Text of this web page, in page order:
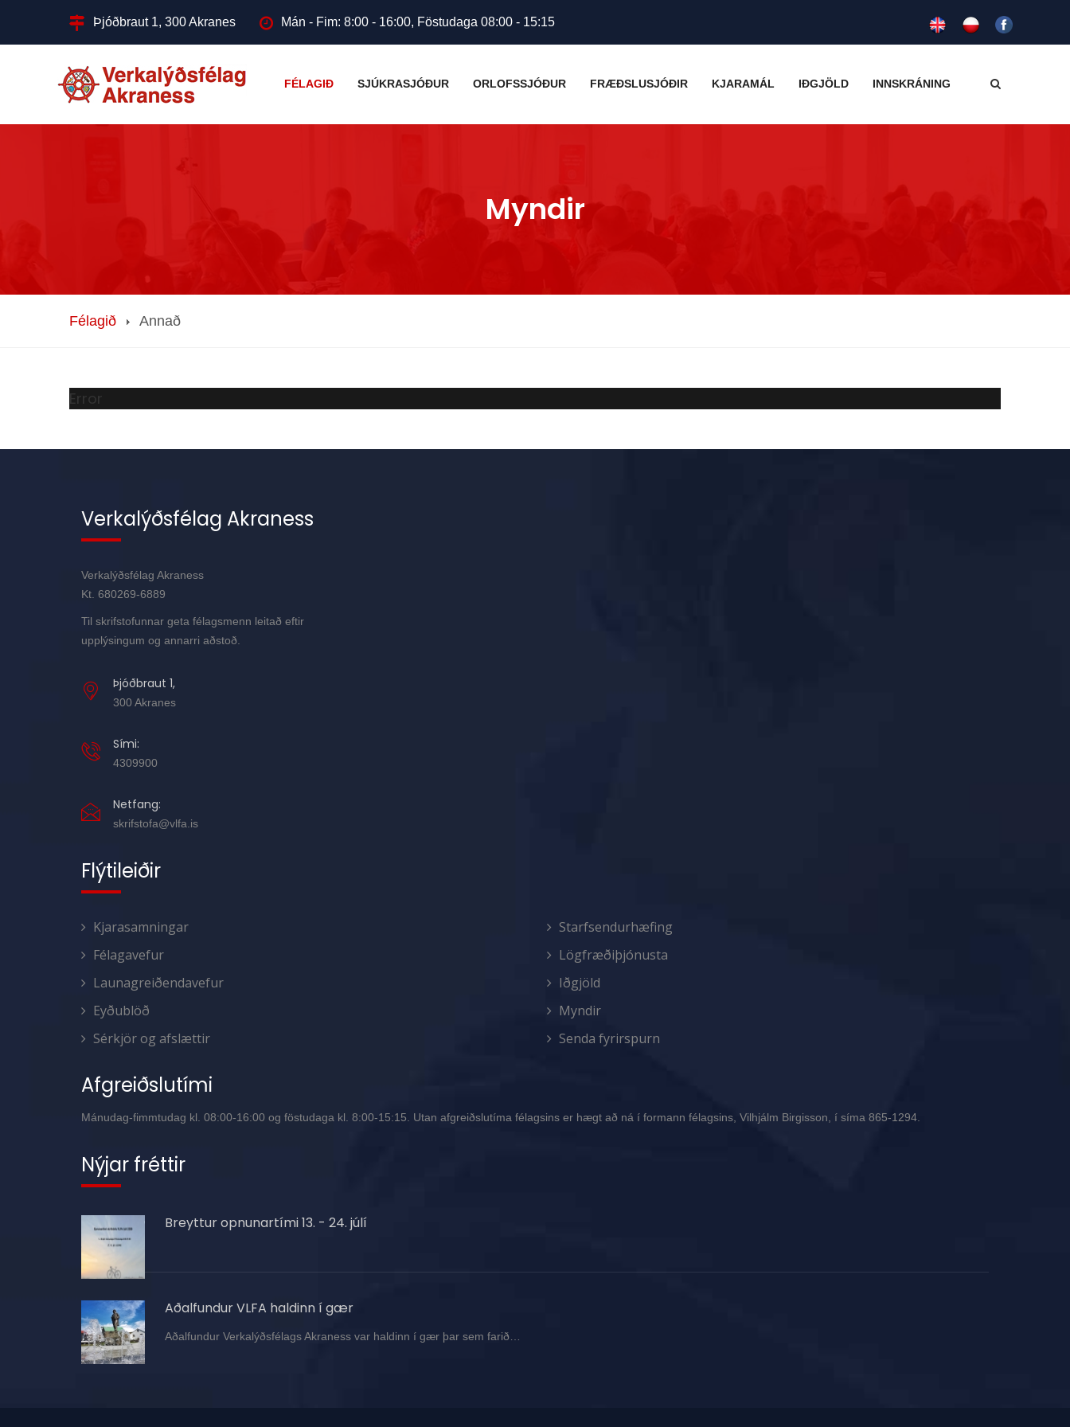
Þjóðbraut 1, 300 Akranes Mán - Fim: 8:00 - 16:00, Föstudaga 08:00 - 15:15
FÉLAGIÐ SJÚKRASJÓÐUR ORLOFSSJÓÐUR FRÆÐSLUSJÓÐIR KJARAMÁL IÐGJÖLD INNSKRÁNING
Myndir
Félagið Annað
Error
Verkalýðsfélag Akraness
Verkalýðsfélag Akraness
Kt. 680269-6889
Til skrifstofunnar geta félagsmenn leitað eftir
upplýsingum og annarri aðstoð.
Þjóðbraut 1,
300 Akranes
Sími:
4309900
Netfang:
skrifstofa@vlfa.is
Flýtileiðir
Kjarasamningar
Félagavefur
Launagreiðendavefur
Eyðublöð
Sérkjör og afslættir
Starfsendurhæfing
Lögfræðiþjónusta
Iðgjöld
Myndir
Senda fyrirspurn
Afgreiðslutími
Mánudag-fimmtudag kl. 08:00-16:00 og föstudaga kl. 8:00-15:15. Utan afgreiðslutíma félagsins er hægt að ná í formann félagsins, Vilhjálm Birgisson, í síma 865-1294.
Nýjar fréttir
Breyttur opnunartími 13. - 24. júlí
Aðalfundur VLFA haldinn í gær
Aðalfundur Verkalýðsfélags Akraness var haldinn í gær þar sem farið…